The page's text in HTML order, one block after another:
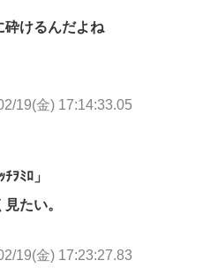
砕けるんだよね
19(金) 17:14:33.05
ｦﾐﾛ」
たい。
19(金) 17:23:27.83